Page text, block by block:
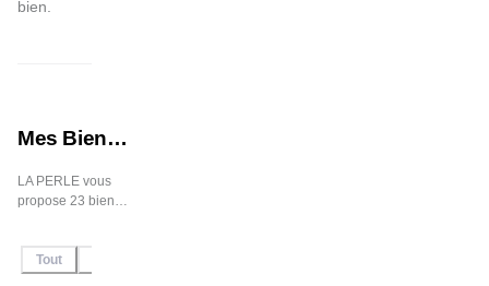
bien.
Mes Biens
LA PERLE vous
propose 23 biens
location, n'hésitez
Tout